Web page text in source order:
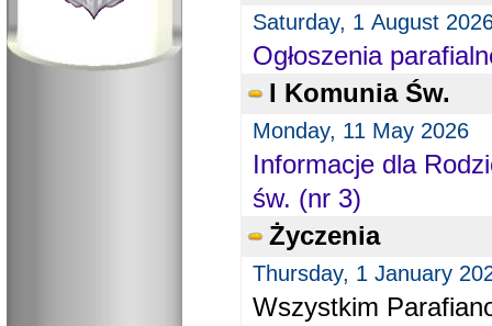
Saturday, 1 August
Ogłoszenia
I Komunia Św.
Monday, 11 May 2026
Informacje dla
św. (nr 3)
Życzenia
Thursday, 1 January
Wszystkim